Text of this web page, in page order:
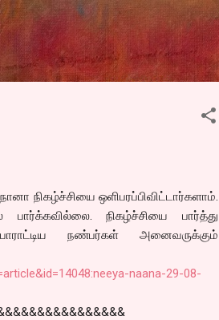
content
நிகழ்ச்சியை ஒளிபரப்பிவிட்டார்களாம்.
நிகழ்ச்சியை பார்த்து
நண்பர்கள் அனைவருக்கும்
naana-29-08-